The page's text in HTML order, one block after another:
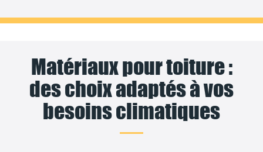
Matériaux pour toiture :
des choix adaptés à vos
besoins climatiques